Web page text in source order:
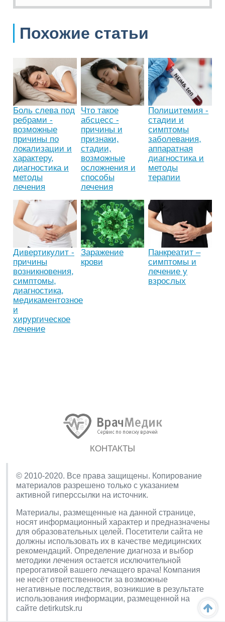
Похожие статьи
Боль слева под
ребрами -
возможные
причины по
локализации и
характеру,
диагностика и
методы
лечения
Что такое
абсцесс -
причины и
признаки,
стадии,
возможные
осложнения и
способы
лечения
Полицитемия -
стадии и
симптомы
заболевания,
аппаратная
диагностика и
методы
терапии
Дивертикулит -
причины
возникновения,
симптомы,
диагностика,
медикаментозное
и
хирургическое
лечение
Заражение
крови
Панкреатит –
симптомы и
лечение у
взрослых
КОНТАКТЫ
© 2010-2020. Все права защищены. Копирование
материалов разрешено только с указанием
активной гиперссылки на источник.
Материалы, размещенные на данной странице,
носят информационный характер и предназначены
для образовательных целей. Посетители сайта не
должны использовать их в качестве медицинских
рекомендаций. Определение диагноза и выбор
методики лечения остается исключительной
прерогативой вашего лечащего врача! Компания
не несёт ответственности за возможные
негативные последствия, возникшие в результате
использования информации, размещенной на
сайте detirkutsk.ru